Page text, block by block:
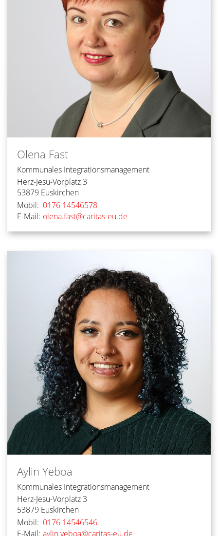
Olena Fast
Kommunales Integrationsmanagement
Herz-Jesu-Vorplatz 3
53879 Euskirchen
Mobil: 0176 14546578
E-Mail: olena.fast@caritas-eu.de
Aylin Yeboa
Kommunales Integrationsmanagement
Herz-Jesu-Vorplatz 3
53879 Euskirchen
Mobil: 0176 14546546
E-Mail: aylin.yeboa@caritas-eu.de